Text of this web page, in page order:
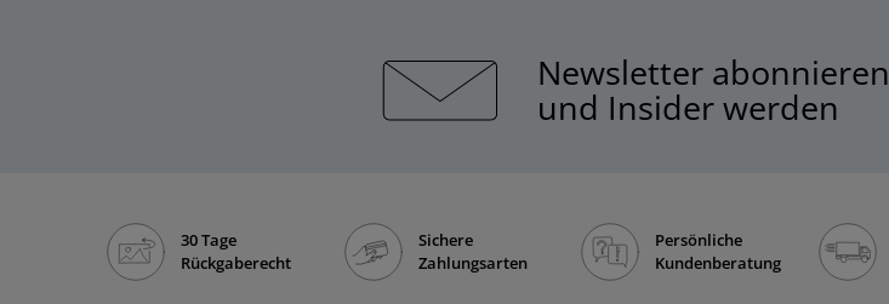
Newsletter abonnieren
und Insider werden
30 Tage
Rückgaberecht
Sichere
Zahlungsarten
Persönliche
Kundenberatung